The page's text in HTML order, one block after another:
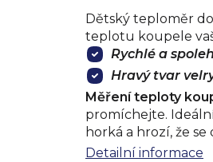
Dětský teploměr
teplotu koupele
Rychlé a
Hravý tvar
Měření teploty
promíchejte. Ideální
horká a hrozí, že
zkontrolujte
Detailní informace